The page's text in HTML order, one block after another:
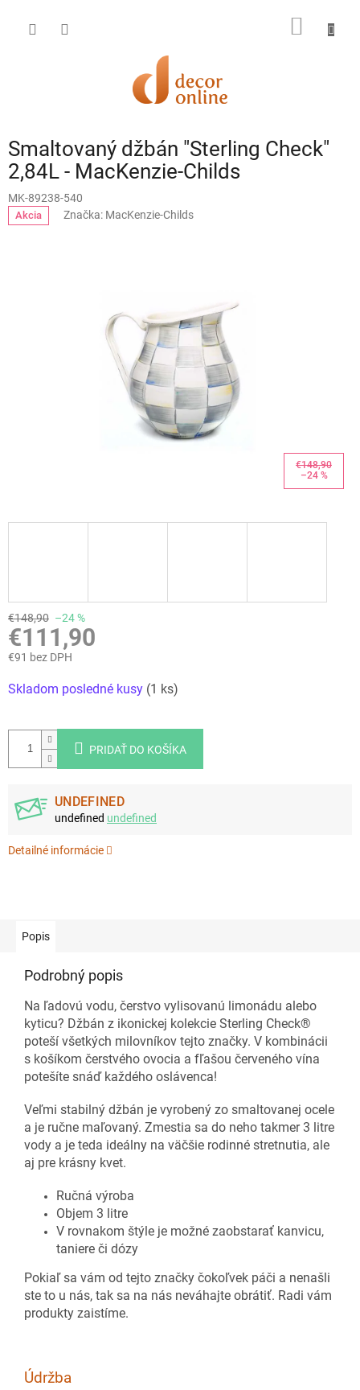
obsah
Smaltovaný džbán "Sterling Check"
2,84L - MacKenzie-Childs
MK-89238-540
Akcia Značka: MacKenzie-Childs
€148,90
–24 %
€148,90 –24 %
€111,90
€91 bez DPH
cena:
Skladom posledné kusy (1 ks)
PRIDAŤ DO KOŠÍKA
UNDEFINED
undefined undefined
Detailné informácie
Popis
Podrobný popis
Na ľadovú vodu, čerstvo vylisovanú limonádu alebo
kyticu? Džbán z ikonickej kolekcie Sterling Check®
poteší všetkých milovníkov tejto značky. V kombinácii
s košíkom čerstvého ovocia a fľašou červeného vína
potešíte snáď každého oslávenca!
Veľmi stabilný džbán je vyrobený zo smaltovanej ocele
a je ručne maľovaný. Zmestia sa do neho takmer 3 litre
vody a je teda ideálny na väčšie rodinné stretnutia, ale
aj pre krásny kvet.
Ručná výroba
Objem 3 litre
V rovnakom štýle je možné zaobstarať kanvicu,
taniere či dózy
Pokiaľ sa vám od tejto značky čokoľvek páči a nenašli
ste to u nás, tak sa na nás neváhajte obrátiť. Radi vám
produkty zaistíme.
Údržba